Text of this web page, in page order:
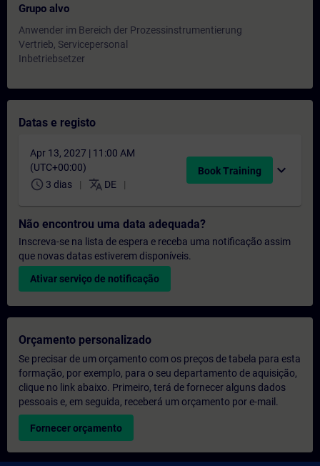
Grupo alvo
Anwender im Bereich der Prozessinstrumentierung
Vertrieb, Servicepersonal
Inbetriebsetzer
Datas e registo
Apr 13, 2027 | 11:00 AM
(UTC+00:00)
schedule 3 dias translate DE
Book Training expand_more
Não encontrou uma data adequada?
Inscreva-se na lista de espera e receba uma notificação assim
que novas datas estiverem disponíveis.
Ativar serviço de notificação
Orçamento personalizado
Se precisar de um orçamento com os preços de tabela para esta
formação, por exemplo, para o seu departamento de aquisição,
clique no link abaixo. Primeiro, terá de fornecer alguns dados
pessoais e, em seguida, receberá um orçamento por e-mail.
Fornecer orçamento